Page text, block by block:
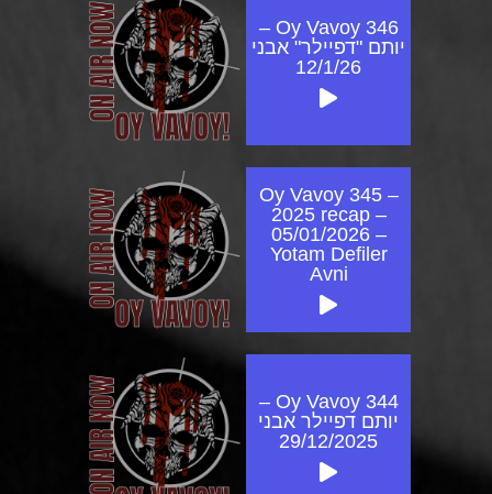
Oy Vavoy 346 –
יותם "דפיילר" אבני
12/1/26
Oy Vavoy 345 –
2025 recap –
05/01/2026 –
Yotam Defiler
Avni
Oy Vavoy 344 –
יותם דפיילר אבני
29/12/2025